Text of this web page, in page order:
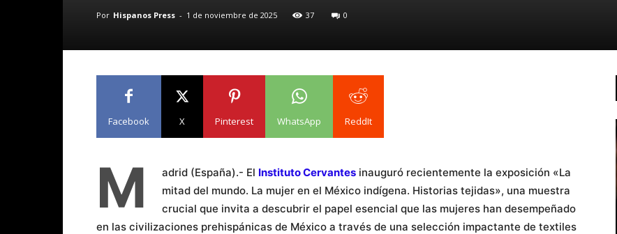
Por Hispanos Press - 1 de noviembre de 2025 37 0
Facebook X Pinterest WhatsApp ReddIt
M adrid (España).- El Instituto Cervantes inauguró recientemente la exposición «La
mitad del mundo. La mujer en el México indígena. Historias tejidas», una muestra
crucial que invita a descubrir el papel esencial que las mujeres han desempeñado
en las civilizaciones prehispánicas de México a través de una selección impactante de textiles